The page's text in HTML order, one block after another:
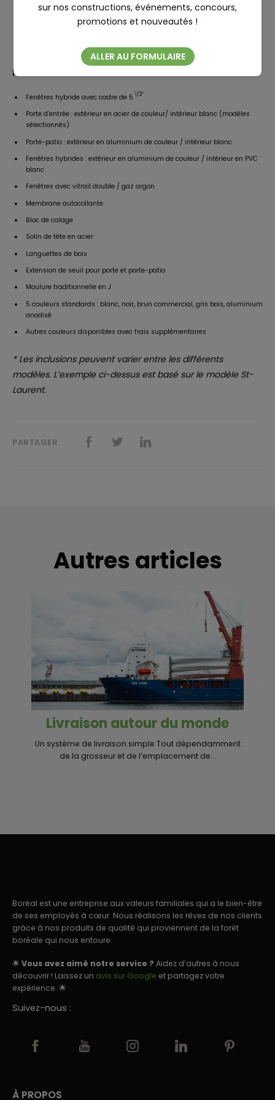
Vis à toiture
Larmiers de bas de chalet en acier
Portes et Fenêtres
Fenêtres hybride avec cadre de 5 1/2″
Porte d’entrée : extérieur en acier de couleur/ intérieur blanc (modèles
sélectionnés)
Porte-patio : extérieur en aluminium de couleur / intérieur blanc
Fenêtres hybrides : extérieur en aluminium de couleur / intérieur en PVC
blanc
Fenêtres avec vitrail double / gaz argon
Membrane autocollante
Bloc de calage
Solin de tête en acier
Languettes de bois
Extension de seuil pour porte et porte-patio
Moulure traditionnelle en J
5 couleurs standards : blanc, noir, brun commercial, gris bois, aluminium
anodisé
Autres couleurs disponibles avec frais supplémentaires
* Les inclusions peuvent varier entre les différents
modèles. L’exemple ci-dessus est basé sur le modèle St-
Laurent.
PARTAGER
Autres articles
Livraison autour du monde
Un système de livraison simple Tout dépendamment
de la grosseur et de l’emplacement de...
sur nos constructions, événements, concours,
promotions et nouveautés !
ALLER AU FORMULAIRE
Boréal est une entreprise aux valeurs familiales qui a le bien-être
de ses employés à cœur. Nous réalisons les rêves de nos clients
grâce à nos produits de qualité qui proviennent de la forêt
boréale qui nous entoure.
🌟Vous avez aimé notre service ? Aidez d’autres à nous
découvrir ! Laissez un avis sur Google et partagez votre
expérience. 🌟
Suivez-nous :
À PROPOS
Fermer